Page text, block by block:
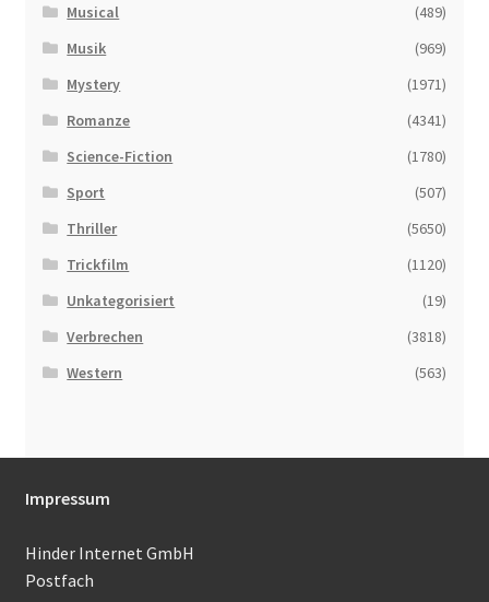
Musical
(489)
Musik
(969)
Mystery
(1971)
Romanze
(4341)
Science-Fiction
(1780)
Sport
(507)
Thriller
(5650)
Trickfilm
(1120)
Unkategorisiert
(19)
Verbrechen
(3818)
Western
(563)
Impressum
Hinder Internet GmbH
Postfach